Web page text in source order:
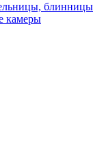
блинницы
камеры